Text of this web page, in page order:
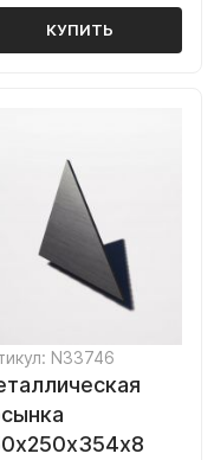
КУПИТЬ
N33746